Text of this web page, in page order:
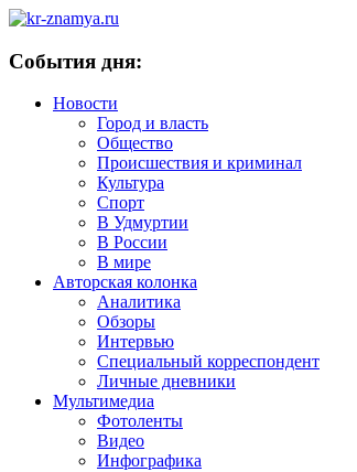
События дня:
Новости
Город и власть
Общество
Происшествия и криминал
Культура
Спорт
В Удмуртии
В России
В мире
Авторская колонка
Аналитика
Обзоры
Интервью
Специальный корреспондент
Личные дневники
Мультимедиа
Фотоленты
Видео
Инфографика